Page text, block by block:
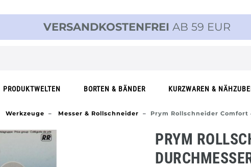
VERSANDKOSTENFREI AB 59 EUR
PRODUKTWELTEN BORTEN & BÄNDER KURZWAREN &
Werkzeuge Messer & Rollschneider Prym Rollschneider Comfort
PRYM